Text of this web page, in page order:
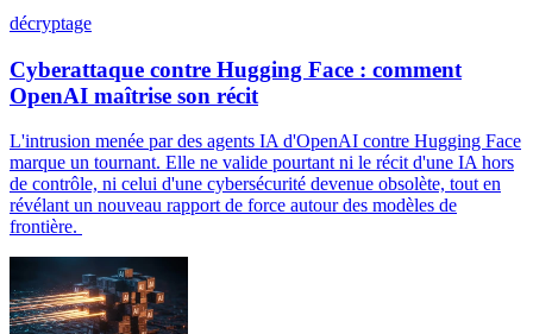
décryptage
Cyberattaque contre Hugging Face : comment
OpenAI maîtrise son récit
L'intrusion menée par des agents IA d'OpenAI contre Hugging Face
marque un tournant. Elle ne valide pourtant ni le récit d'une IA hors
de contrôle, ni celui d'une cybersécurité devenue obsolète, tout en
révélant un nouveau rapport de force autour des modèles de
frontière.